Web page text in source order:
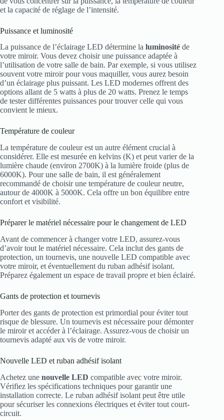
et la capacité de réglage de l’intensité.
Puissance et luminosité
La puissance de l’éclairage LED détermine la luminosité de
votre miroir. Vous devez choisir une puissance adaptée à
l’utilisation de votre salle de bain. Par exemple, si vous utilisez
souvent votre miroir pour vous maquiller, vous aurez besoin
d’un éclairage plus puissant. Les LED modernes offrent des
options allant de 5 watts à plus de 20 watts. Prenez le temps
de tester différentes puissances pour trouver celle qui vous
convient le mieux.
Température de couleur
La température de couleur est un autre élément crucial à
considérer. Elle est mesurée en kelvins (K) et peut varier de la
lumière chaude (environ 2700K) à la lumière froide (plus de
6000K). Pour une salle de bain, il est généralement
recommandé de choisir une température de couleur neutre,
autour de 4000K à 5000K. Cela offre un bon équilibre entre
confort et visibilité.
Préparer le matériel nécessaire pour le changement de LED
Avant de commencer à changer votre LED, assurez-vous
d’avoir tout le matériel nécessaire. Cela inclut des gants de
protection, un tournevis, une nouvelle LED compatible avec
votre miroir, et éventuellement du ruban adhésif isolant.
Préparez également un espace de travail propre et bien éclairé.
Gants de protection et tournevis
Porter des gants de protection est primordial pour éviter tout
risque de blessure. Un tournevis est nécessaire pour démonter
le miroir et accéder à l’éclairage. Assurez-vous de choisir un
tournevis adapté aux vis de votre miroir.
Nouvelle LED et ruban adhésif isolant
Achetez une nouvelle LED compatible avec votre miroir.
Vérifiez les spécifications techniques pour garantir une
installation correcte. Le ruban adhésif isolant peut être utile
pour sécuriser les connexions électriques et éviter tout court-
circuit.